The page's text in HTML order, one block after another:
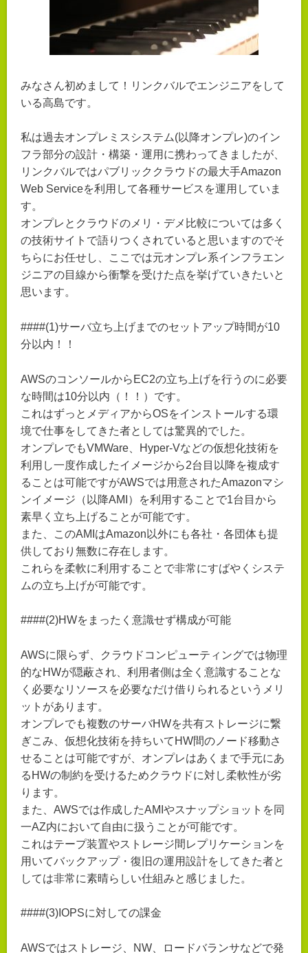
みなさん初めまして！リンクバルでエンジニアをして
いる高島です。
私は過去オンプレミスシステム(以降オンプレ)のイン
フラ部分の設計・構築・運用に携わってきましたが、
リンクバルではパブリッククラウドの最大手Amazon
Web Serviceを利用して各種サービスを運用していま
す。
オンプレとクラウドのメリ・デメ比較については多く
の技術サイトで語りつくされていると思いますのでそ
ちらにお任せし、ここでは元オンプレ系インフラエン
ジニアの目線から衝撃を受けた点を挙げていきたいと
思います。
####(1)サーバ立ち上げまでのセットアップ時間が10
分以内！！
AWSのコンソールからEC2の立ち上げを行うのに必要
な時間は10分以内（！！）です。
これはずっとメディアからOSをインストールする環
境で仕事をしてきた者としては驚異的でした。
オンプレでもVMWare、Hyper-Vなどの仮想化技術を
利用し一度作成したイメージから2台目以降を複成す
ることは可能ですがAWSでは用意されたAmazonマシ
ンイメージ（以降AMI）を利用することで1台目から
素早く立ち上げることが可能です。
また、このAMIはAmazon以外にも各社・各団体も提
供しており無数に存在します。
これらを柔軟に利用することで非常にすばやくシステ
ムの立ち上げが可能です。
####(2)HWをまったく意識せず構成が可能
AWSに限らず、クラウドコンピューティングでは物理
的なHWが隠蔽され、利用者側は全く意識することな
く必要なリソースを必要なだけ借りられるというメリ
ットがあります。
オンプレでも複数のサーバHWを共有ストレージに繋
ぎこみ、仮想化技術を持ちいてHW間のノード移動さ
せることは可能ですが、オンプレはあくまで手元にあ
るHWの制約を受けるためクラウドに対し柔軟性が劣
ります。
また、AWSでは作成したAMIやスナップショットを同
一AZ内において自由に扱うことが可能です。
これはテープ装置やストレージ間レプリケーションを
用いてバックアップ・復旧の運用設計をしてきた者と
しては非常に素晴らしい仕組みと感じました。
####(3)IOPSに対しての課金
AWSではストレージ、NW、ロードバランサなどで発